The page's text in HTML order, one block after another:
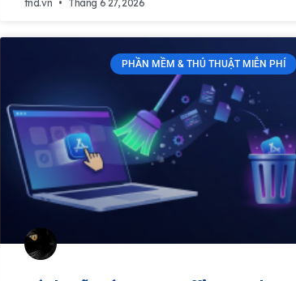
tnd.vn Tháng 6 27, 2026
PHẦN MỀM & THỦ THUẬT MIỄN PHÍ